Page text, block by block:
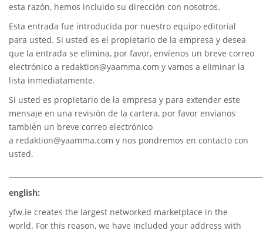
esta razón, hemos incluido su dirección con nosotros.
Esta entrada fue introducida por nuestro equipo editorial
para usted. Si usted es el propietario de la empresa y desea
que la entrada se elimina, por favor, envíenos un breve correo
electrónico a redaktion@yaamma.com y vamos a eliminar la
lista inmediatamente.
Si usted es propietario de la empresa y para extender este
mensaje en una revisión de la cartera, por favor envíanos
también un breve correo electrónico
a redaktion@yaamma.com y nos pondremos en contacto con
usted.
english:
yfw.ie creates the largest networked marketplace in the
world. For this reason, we have included your address with